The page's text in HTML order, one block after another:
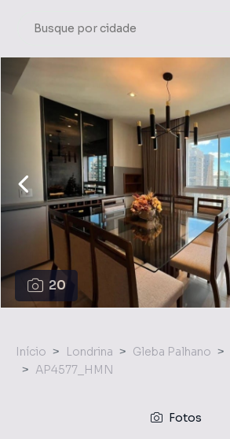
20
Início Londrina Gleba Palhano
AP4577_HMN
Fotos